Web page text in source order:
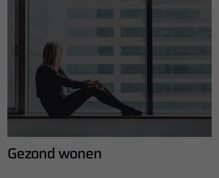
hoeven in de meeste gevallen slechts iedere 15 jaar
Gezond wonen